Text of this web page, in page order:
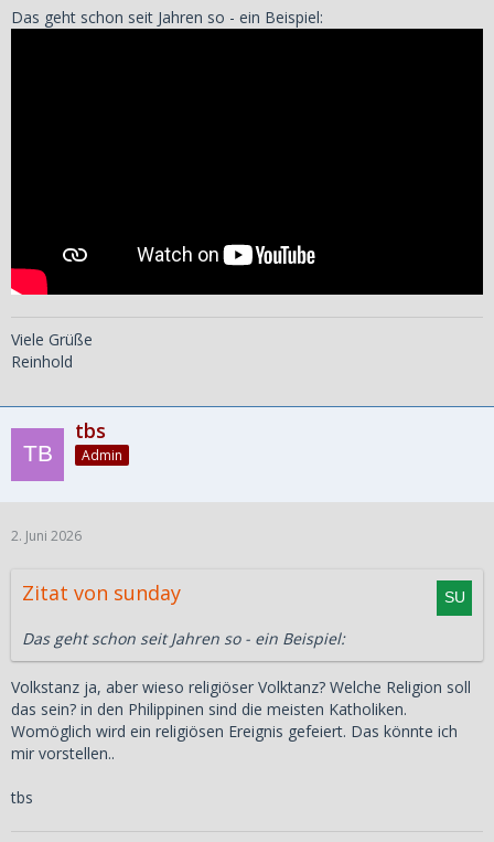
Das geht schon seit Jahren so - ein Beispiel:
Viele Grüße
Reinhold
tbs
Admin
2. Juni 2026
Zitat von sunday
Das geht schon seit Jahren so - ein Beispiel:
Volkstanz ja, aber wieso religiöser Volktanz? Welche Religion soll
das sein? in den Philippinen sind die meisten Katholiken.
Womöglich wird ein religiösen Ereignis gefeiert. Das könnte ich
mir vorstellen..
tbs